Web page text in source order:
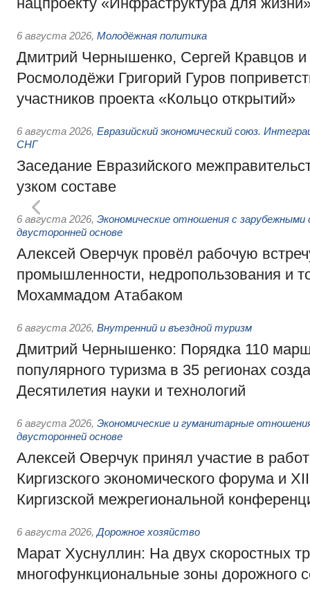
6 августа 2026, Молодёжная политика
Дмитрий Чернышенко, Сергей Кравцов и
Росмолодёжи Григорий Гуров
участников проекта «Кольцо открытий»
6 августа 2026, Евразийский экономический союз.
СНГ
Заседание Евразийского
узком составе
6 августа 2026, Экономические отношения с
двусторонней основе
Алексей Оверчук провёл рабочую
промышленности, недропользования и
Мохаммадом Атабаком
6 августа 2026, Внутренний и въездной туризм
Дмитрий Чернышенко: Порядка 110
популярного туризма в 35 регионах
Десятилетия науки и технологий
6 августа 2026, Экономические и гуманитарные
двусторонней основе
Алексей Оверчук принял участие в
Киргизского экономического форума и
Киргизской межрегиональной
6 августа 2026, Дорожное хозяйство
Марат Хуснуллин: На двух скоростных
многофункциональные зоны дорожного